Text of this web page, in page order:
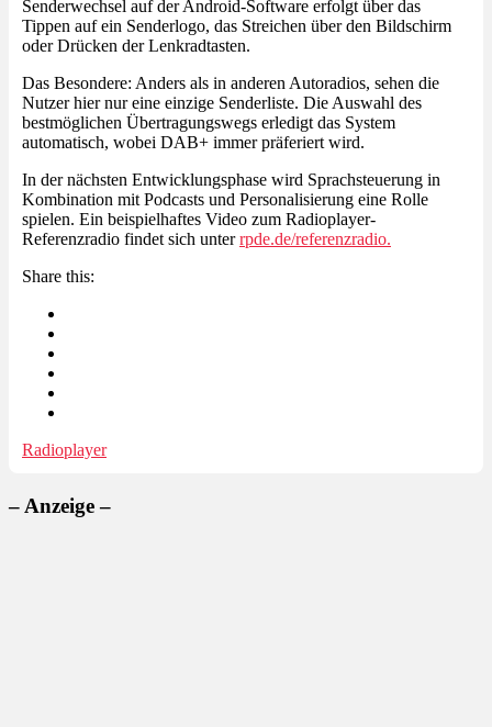
Senderwechsel auf der Android-Software erfolgt über das
Tippen auf ein Senderlogo, das Streichen über den Bildschirm
oder Drücken der Lenkradtasten.
Das Besondere: Anders als in anderen Autoradios, sehen die
Nutzer hier nur eine einzige Senderliste. Die Auswahl des
bestmöglichen Übertragungswegs erledigt das System
automatisch, wobei DAB+ immer präferiert wird.
In der nächsten Entwicklungsphase wird Sprachsteuerung in
Kombination mit Podcasts und Personalisierung eine Rolle
spielen. Ein beispielhaftes Video zum Radioplayer-
Referenzradio findet sich unterrpde.de/referenzradio.
Share this:
Radioplayer
– Anzeige –